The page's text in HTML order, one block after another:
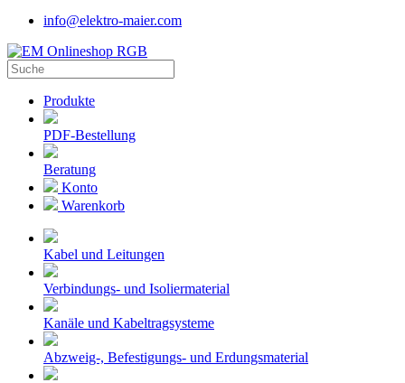
info@elektro-maier.com
Produkte
PDF-Bestellung
Beratung
Konto
Warenkorb
Kabel und Leitungen
Verbindungs- und Isoliermaterial
Kanäle und Kabeltragsysteme
Abzweig-, Befestigungs- und Erdungsmaterial